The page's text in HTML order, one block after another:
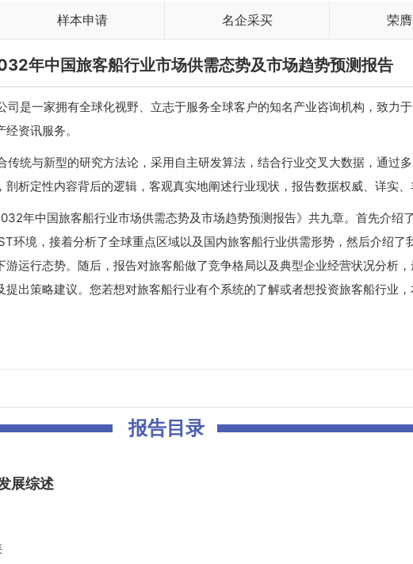
样本申请 名企采买 荣
年中国旅客船行业市场供需态势及市场趋势预测报告
是一家拥有全球化视野、立志于服务全球客户的知名产业咨询机构，致力
资讯服务。
统与新型的研究方法论，采用自主研发算法，结合行业交叉大数据，通过
析定性内容背后的逻辑，客观真实地阐述行业现状，报告数据权威、详实、
中国旅客船行业市场供需态势及市场趋势预测报告》共九章。首先介绍
环境，接着分析了全球重点区域以及国内旅客船行业供需形势，然后介绍了
游运行态势。随后，报告对旅客船做了竞争格局以及典型企业经营状况分析
提出策略建议。您若想对旅客船行业有个系统的了解或者想投资旅客船行业
报告目录
展综述